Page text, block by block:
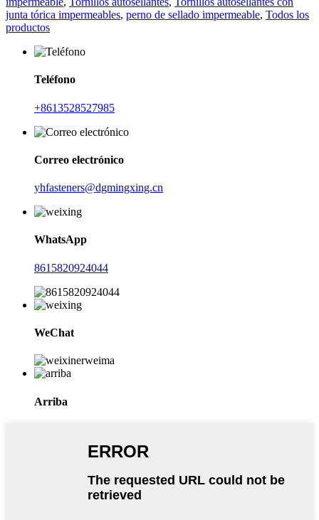
junta tórica impermeables, perno de sellado impermeable, Todos los
productos
Teléfono
+8613528527985
Correo electrónico
yhfasteners@dgmingxing.cn
WhatsApp
8615820924044
WeChat
Arriba